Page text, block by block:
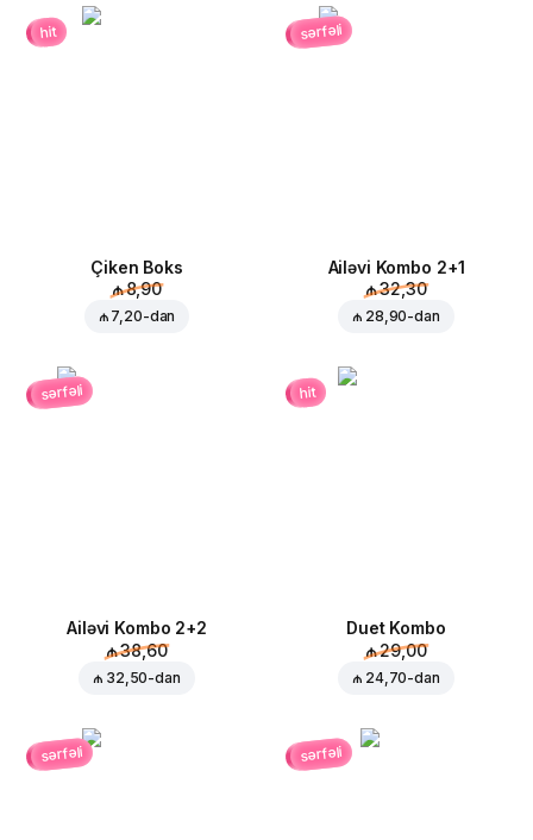
hit
Çiken Boks
₼ 8,90
₼ 7,20-dan
sərfəli
Ailəvi Kombo 2+1
₼ 32,30
₼ 28,90-dan
sərfəli
Ailəvi Kombo 2+2
₼ 38,60
₼ 32,50-dan
hit
Duet Kombo
₼ 29,00
₼ 24,70-dan
sərfəli sərfəli